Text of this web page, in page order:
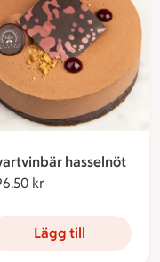
hasselnöt
kr
Lägg till